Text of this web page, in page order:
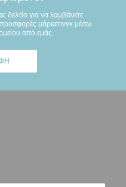
δελτίο για να λαμβάνετε
προσφορές μάρκετινγκ μέσω
από εμάς.